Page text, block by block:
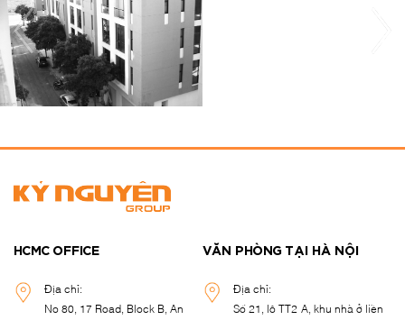
HCMC OFFICE
Địa chỉ:
No 80, 17 Road, Block B, An
VĂN PHÒNG TẠI HÀ NỘI
Địa chỉ:
Số 21, lô TT2-A, khu nhà ở liền